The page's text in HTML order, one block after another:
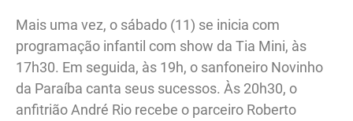
Mais uma vez, o sábado (11) se inicia com
programação infantil com show da Tia Mini, às
17h30. Em seguida, às 19h, o sanfoneiro Novinho
da Paraíba canta seus sucessos. Às 20h30, o
anfitrião André Rio recebe o parceiro Roberto